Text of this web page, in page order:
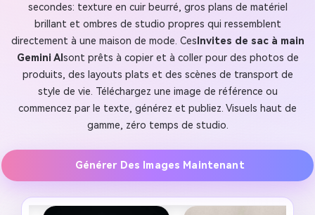
secondes: texture en cuir beurré, gros plans de matériel
brillant et ombres de studio propres qui ressemblent
directement à une maison de mode. Ces Invites de sac à main
Gemini AIsont prêts à copier et à coller pour des photos de
produits, des layouts plats et des scènes de transport de
style de vie. Téléchargez une image de référence ou
commencez par le texte, générez et publiez. Visuels haut de
gamme, zéro temps de studio.
Générer Des Images Maintenant